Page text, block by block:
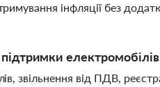
інфляції без
звільнення від ПДВ,